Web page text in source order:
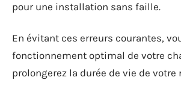
pour une installation sans faille.
En évitant ces erreurs courantes,
fonctionnement optimal de votre
prolongerez la durée de vie de